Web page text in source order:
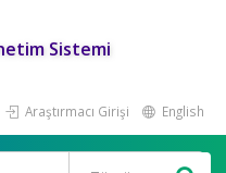
Sistemi
Araştırmacı Girişi English